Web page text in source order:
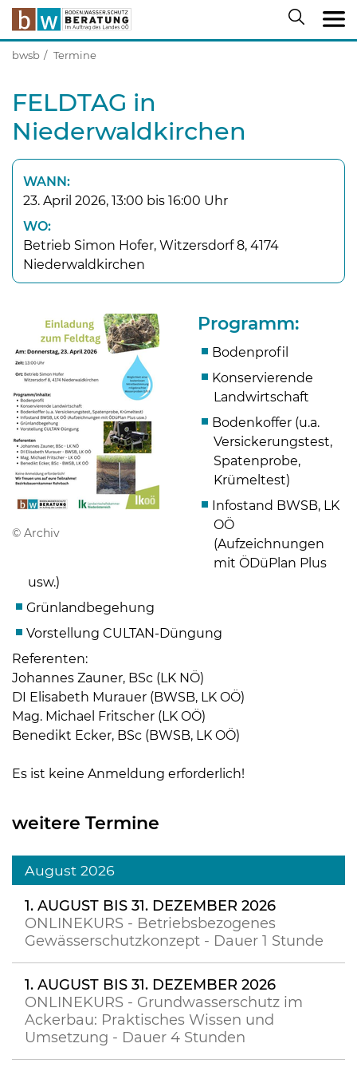
Skip to main content
bwsb Termine
FELDTAG in
Niederwaldkirchen
WANN:
23. April 2026, 13:00 bis 16:00 Uhr
WO:
Betrieb Simon Hofer, Witzersdorf 8, 4174
Niederwaldkirchen
© Archiv
Programm:
Bodenprofil
Konservierende
Landwirtschaft
Bodenkoffer (u.a.
Versickerungstest,
Spatenprobe,
Krümeltest)
Infostand BWSB, LK
OÖ
(Aufzeichnungen
mit ÖDüPlan Plus
usw.)
Grünlandbegehung
Vorstellung CULTAN-Düngung
Referenten:
Johannes Zauner, BSc (LK NÖ)
DI Elisabeth Murauer (BWSB, LK OÖ)
Mag. Michael Fritscher (LK OÖ)
Benedikt Ecker, BSc (BWSB, LK OÖ)
Es ist keine Anmeldung erforderlich!
weitere Termine
August 2026
1. AUGUST BIS 31. DEZEMBER 2026
ONLINEKURS - Betriebsbezogenes
Gewässerschutzkonzept - Dauer 1 Stunde
1. AUGUST BIS 31. DEZEMBER 2026
ONLINEKURS - Grundwasserschutz im
Ackerbau: Praktisches Wissen und
Umsetzung - Dauer 4 Stunden